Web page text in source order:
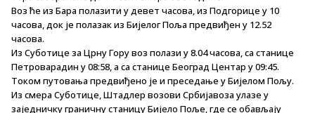
Воз ће из Бара полазити у девет часова, из Подгорице у 10
часова, док је полазак из Бијелог Поља предвиђен у 12.52
часова.
Из Суботице за Црну Гору воз полази у 8.04 часова, са станице
Петроварадин у 08:58, а са станице Београд Центар у 09:45.
Током путовања предвиђено је и преседање у Бијелом Пољу.
Из смера Суботице, Штадлер возови Србијавоза улазе у
заједничку граничну станицу Бијело Поље, где се обављају